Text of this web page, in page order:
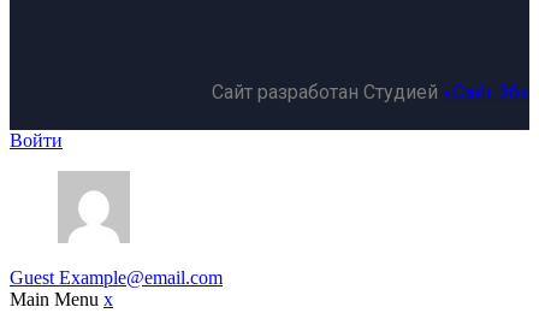
Сайт разработан Студией «Сайт 36»
Войти
Guest Example@email.com
Main Menu x